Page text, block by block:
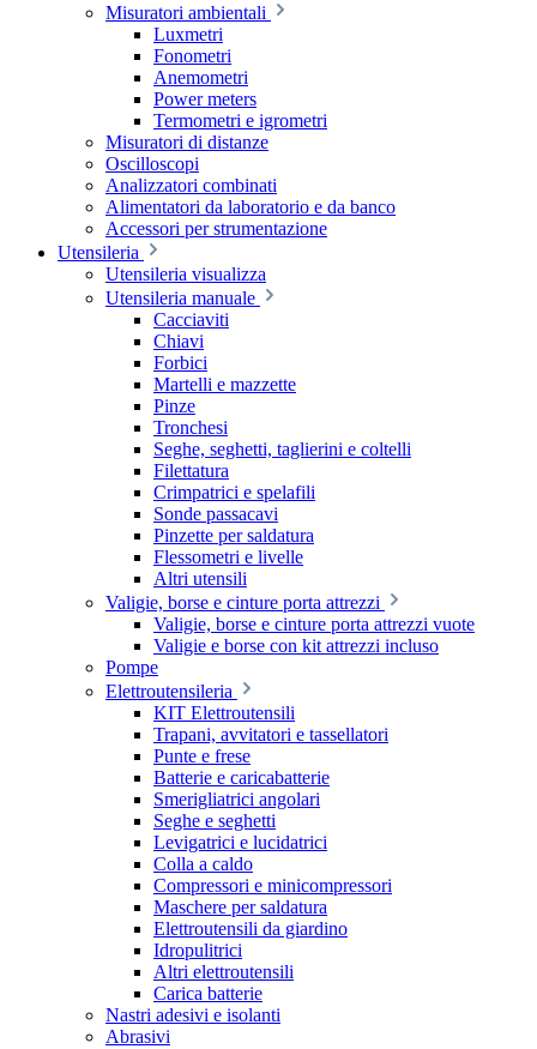
Misuratori ambientali
Luxmetri
Fonometri
Anemometri
Power meters
Termometri e igrometri
Misuratori di distanze
Oscilloscopi
Analizzatori combinati
Alimentatori da laboratorio e da banco
Accessori per strumentazione
Utensileria
Utensileria visualizza
Utensileria manuale
Cacciaviti
Chiavi
Forbici
Martelli e mazzette
Pinze
Tronchesi
Seghe, seghetti, taglierini e coltelli
Filettatura
Crimpatrici e spelafili
Sonde passacavi
Pinzette per saldatura
Flessometri e livelle
Altri utensili
Valigie, borse e cinture porta attrezzi
Valigie, borse e cinture porta attrezzi vuote
Valigie e borse con kit attrezzi incluso
Pompe
Elettroutensileria
KIT Elettroutensili
Trapani, avvitatori e tassellatori
Punte e frese
Batterie e caricabatterie
Smerigliatrici angolari
Seghe e seghetti
Levigatrici e lucidatrici
Colla a caldo
Compressori e minicompressori
Maschere per saldatura
Elettroutensili da giardino
Idropulitrici
Altri elettroutensili
Carica batterie
Nastri adesivi e isolanti
Abrasivi